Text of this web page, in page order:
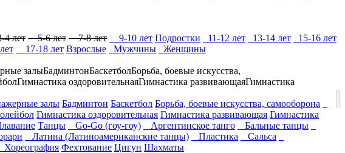
лет 5-6 лет 7-8 лет 9-10 лет Подростки 11-12 лет 13-14 лет
15-16 лет
17-18 лет Взрослые Мужчины
Женщины
залыБадминтонБаскетболБорьба, боевые искусства,
Гимнастика оздоровительнаяГимнастика развивающаяГимнастика
залы Бадминтон Баскетбол Борьба, боевые искусства, самооборона
Гимнастика оздоровительная Гимнастика развивающая Гимнастика
Танцы Go-Go (гоу-гоу) Аргентинское танго
Бальные танцы
Латина (Латиноамериканские танцы) Пластика
Сальса
Хореография Фехтование Цигун Шахматы